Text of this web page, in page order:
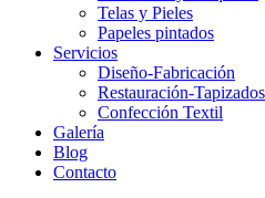
Telas y Pieles
Papeles pintados
Servicios
Diseño-Fabricación
Restauración-Tapizados
Confección Textil
Galería
Blog
Contacto